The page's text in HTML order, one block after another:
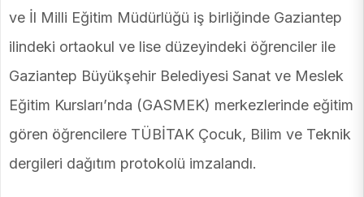
ve İl Milli Eğitim Müdürlüğü iş birliğinde Gaziantep
ilindeki ortaokul ve lise düzeyindeki öğrenciler ile
Gaziantep Büyükşehir Belediyesi Sanat ve Meslek
Eğitim Kursları’nda (GASMEK) merkezlerinde eğitim
gören öğrencilere TÜBİTAK Çocuk, Bilim ve Teknik
dergileri dağıtım protokolü imzalandı.